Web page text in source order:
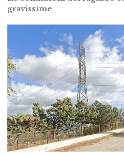
Le condizioni del ragazzo